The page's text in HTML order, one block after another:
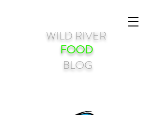
WILD RIVER
FOOD
BLOG